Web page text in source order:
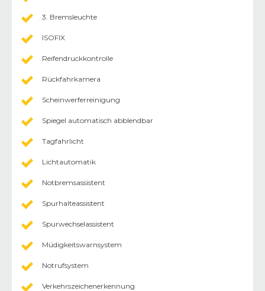
3. Bremsleuchte
ISOFIX
Reifendruckkontrolle
Rückfahrkamera
Scheinwerferreinigung
Spiegel automatisch abblendbar
Tagfahrlicht
Lichtautomatik
Notbremsassistent
Spurhalteassistent
Spurwechselassistent
Müdigkeitswarnsystem
Notrufsystem
Verkehrszeichenerkennung